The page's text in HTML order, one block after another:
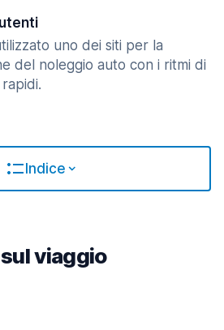
uno dei siti per la
del noleggio auto con i ritmi di
Indice
viaggio